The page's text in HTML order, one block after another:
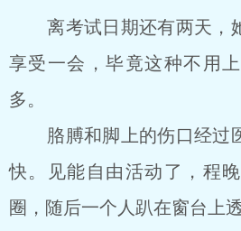
离考试日期还有两天，
享受一会，毕竟这种不用
多。
胳膊和脚上的伤口经过
快。见能自由活动了，程
圈，随后一个人趴在窗台上透